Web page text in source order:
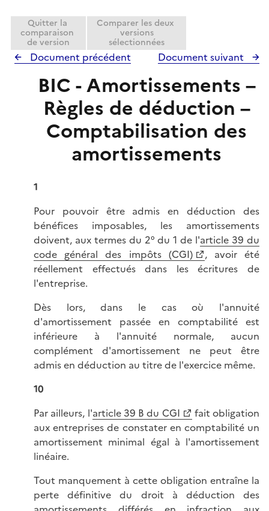
e
rQuitter la
comparaison
de version
Comparer les deux
versions
sélectionnées
Document précédent Document suivant
BIC - Amortissements –
Règles de déduction –
Comptabilisation des
amortissements
1
Pour pouvoir être admis en déduction des
bénéfices imposables, les amortissements
doivent, aux termes du 2° du 1 de l'article 39 du
code général des impôts (CGI)
, avoir été
réellement effectués dans les écritures de
l'entreprise.
Dès lors, dans le cas où l'annuité
d'amortissement passée en comptabilité est
inférieure à l'annuité normale, aucun
complément d'amortissement ne peut être
admis en déduction au titre de l'exercice même.
10
Par ailleurs, l'article 39 B du CGI
fait obligation
aux entreprises de constater en comptabilité un
amortissement minimal égal à l'amortissement
linéaire.
Tout manquement à cette obligation entraîne la
perte définitive du droit à déduction des